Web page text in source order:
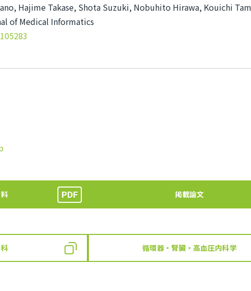
Hajime Takase, Shota Suzuki, Nobuhito Hirawa, Kouichi
of Medical Informatics
掲載論文
循環器・腎臓・高血圧内科学